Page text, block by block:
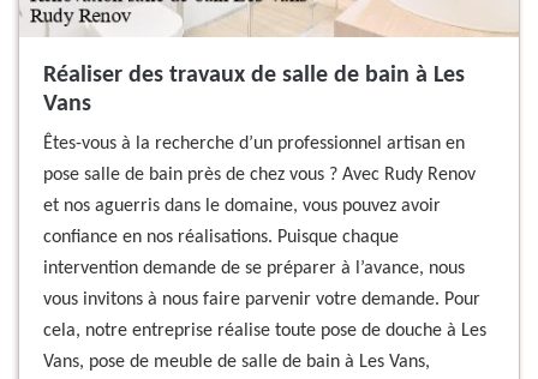
Réaliser des travaux de salle de bain à Les
Vans
Êtes-vous à la recherche d’un professionnel artisan en
pose salle de bain près de chez vous ? Avec Rudy Renov
et nos aguerris dans le domaine, vous pouvez avoir
confiance en nos réalisations. Puisque chaque
intervention demande de se préparer à l’avance, nous
vous invitons à nous faire parvenir votre demande. Pour
cela, notre entreprise réalise toute pose de douche à Les
Vans, pose de meuble de salle de bain à Les Vans,